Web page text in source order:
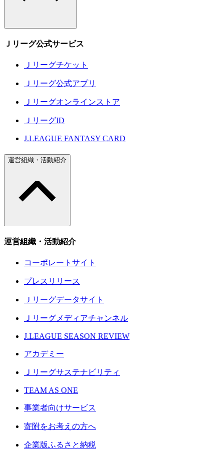
Ｊリーグ公式サービス
Ｊリーグチケット
Ｊリーグ公式アプリ
Ｊリーグオンラインストア
ＪリーグID
J.LEAGUE FANTASY CARD
運営組織・活動紹介
運営組織・活動紹介
コーポレートサイト
プレスリリース
Ｊリーグデータサイト
Ｊリーグメディアチャンネル
J.LEAGUE SEASON REVIEW
アカデミー
Ｊリーグサステナビリティ
TEAM AS ONE
事業者向けサービス
寄附をお考えの方へ
企業版ふるさと納税